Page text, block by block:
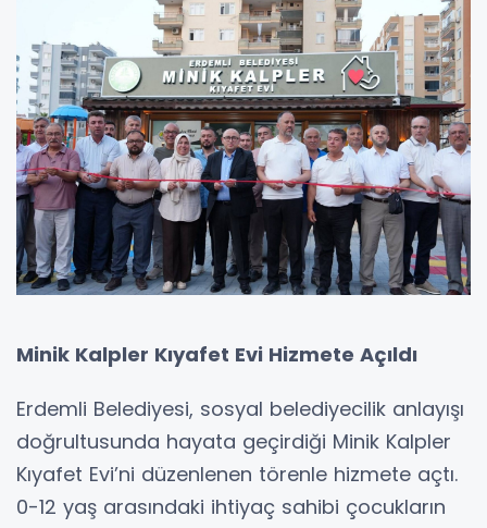
Minik Kalpler Kıyafet Evi Hizmete Açıldı
Erdemli Belediyesi, sosyal belediyecilik anlayışı
doğrultusunda hayata geçirdiği Minik Kalpler
Kıyafet Evi’ni düzenlenen törenle hizmete açtı.
0-12 yaş arasındaki ihtiyaç sahibi çocukların